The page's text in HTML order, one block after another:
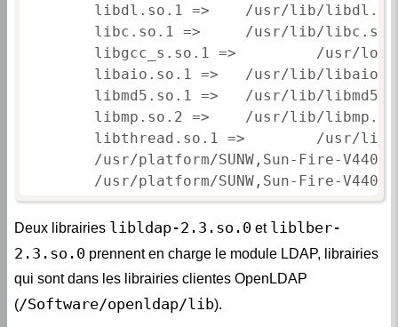
libdl.so.1 =>    /usr/lib/
libc.so.1 =>     /usr/lib/
libgcc_s.so.1 =>         /usr/
libaio.so.1 =>   /usr/lib/
libmd5.so.1 =>   /usr/lib/
libmp.so.2 =>    /usr/lib/
libthread.so.1 =>        /usr/
/usr/platform/SUNW,Sun-Fire-V440/
Deux librairies libldap-2.3.so.0 et liblber-
2.3.so.0 prennent en charge le module LDAP, librairies
qui sont dans les librairies clientes OpenLDAP
(/Software/openldap/lib).